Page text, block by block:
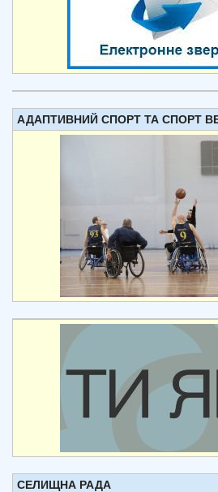
АДАПТИВНИЙ СПОРТ ТА СПОРТ
СЕЛИЩНА РАДА